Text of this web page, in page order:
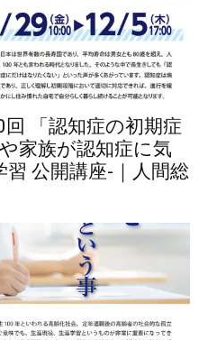
「認知症の初期症
家族が認知症に気
公開講座-｜人間総